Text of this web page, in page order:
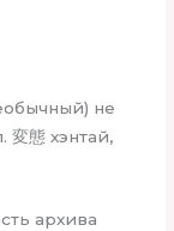
не
変態 хэнтай,
архива